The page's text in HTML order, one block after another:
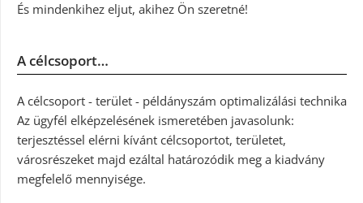
És mindenkihez eljut, akihez Ön szeretné!
A célcsoport…
A célcsoport - terület - példányszám optimalizálási technika
Az ügyfél elképzelésének ismeretében javasolunk:
terjesztéssel elérni kívánt célcsoportot, területet,
városrészeket majd ezáltal határozódik meg a kiadvány
megfelelő mennyisége.